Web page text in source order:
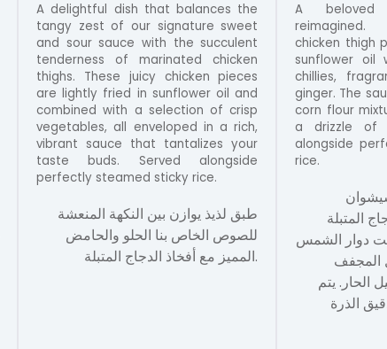
A delightful dish that balances the
tangy zest of our signature sweet
and sour sauce with the succulent
tenderness of marinated chicken
thighs. These juicy chicken pieces
are lightly fried in sunflower oil and
combined with a selection of crisp
vegetables, all enveloped in a rich,
vibrant sauce that tantalizes your
taste buds. Served alongside
perfectly steamed sticky rice.
طبق لذيذ يوازن بين النكهة المنعشة
للصوص الخاص بنا الحلو والحامض
المميز مع أفخاذ الدجاج المتبلة.
A beloved
chicken thigh
sunflower oil
chillies,
ginger. The
corn flour
a drizzle of
alongside
rice.
المتبلة
دوار الشمس
المجفف
الحار. يتم
الذرة